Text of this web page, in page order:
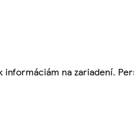
na zariadení.